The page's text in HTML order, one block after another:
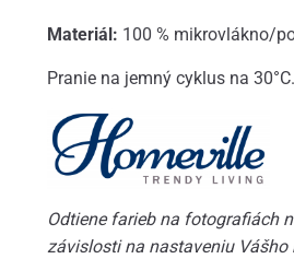
Materiál: 100 % mikrovlákno/
Pranie na jemný cyklus na 30°C.
Odtiene farieb na fotografiách
závislosti na nastaveniu Vášho